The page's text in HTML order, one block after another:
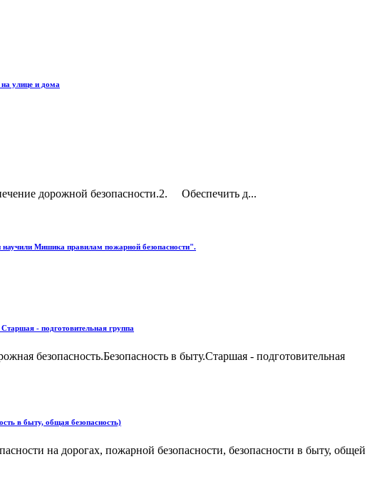
на улице и дома
дорожной безопасности.2. Обеспечить д...
Мишика правилам пожарной безопасности".
- подготовительная группа
безопасность.Безопасность в быту.Старшая - подготовительная
в быту, общая безопасность)
на дорогах, пожарной безопасности, безопасности в быту, общей